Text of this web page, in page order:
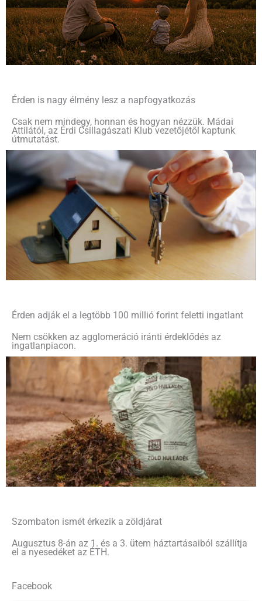
Érden is nagy élmény lesz a napfogyatkozás
Csak nem mindegy, honnan és hogyan nézzük. Mádai
Attilától, az Érdi Csillagászati Klub vezetőjétől kaptunk
útmutatást.
Érden adják el a legtöbb 100 millió forint feletti ingatlant
Nem csökken az agglomeráció iránti érdeklődés az
ingatlanpiacon.
Szombaton ismét érkezik a zöldjárat
Augusztus 8-án az 1. és a 3. ütem háztartásaiból szállítja
el a nyesedéket az ÉTH.
Facebook